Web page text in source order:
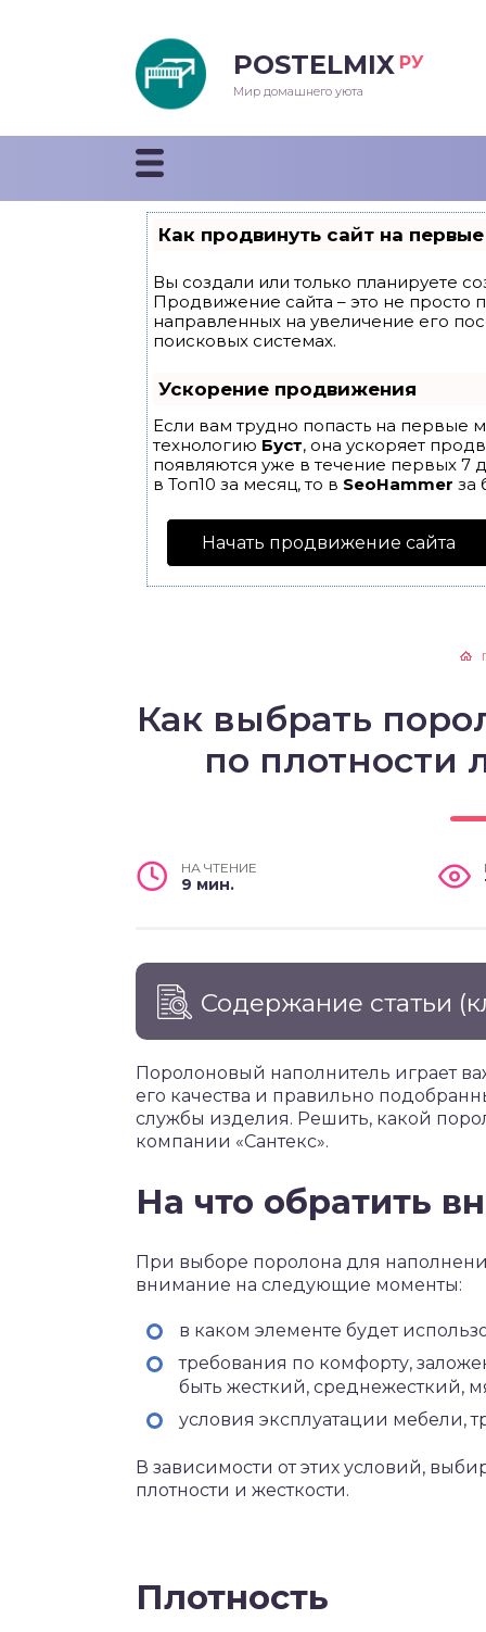
POSTELMIX РУ
Мир домашнего уюта
Как продвинуть сайт на
Вы создали или только планируете
Продвижение сайта – это не просто
направленных на увеличение его
поисковых системах.
Ускорение продвижения
Если вам трудно попасть на первые
технологию Буст, она ускоряет
появляются уже в течение первых 7
в Топ10 за месяц, то в SeoHammer за
Начать продвижение сайта
Как выбрать
по плотности
НА ЧТЕНИЕ
9 мин.
Содержание статьи
Поролоновый наполнитель играет
его качества и правильно
службы изделия. Решить, какой
компании «Сантекс».
На что обратить
При выборе поролона для
внимание на следующие моменты:
в каком элементе будет
требования по комфорту,
быть жесткий, среднежесткий,
условия эксплуатации мебели,
В зависимости от этих условий,
плотности и жесткости.
Плотность